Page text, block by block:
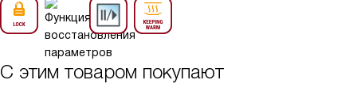
С этим товаром покупают